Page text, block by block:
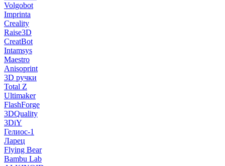
Volgobot
Imprinta
Creality
Raise3D
CreatBot
Intamsys
Maestro
Anisoprint
3D ручки
Total Z
Ultimaker
FlashForge
3DQuality
3DiY
Гелиос-1
Ларец
Flying Bear
Bambu Lab